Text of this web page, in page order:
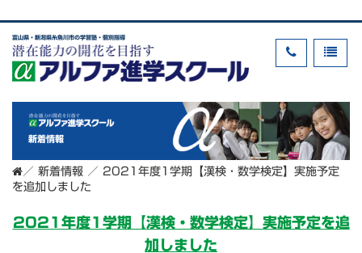
富山県・新潟県糸魚川市の学習塾・個別指導
新着情報
／ 新着情報 ／ 2021年度1学期【漢検・数学検定】実施予定
を追加しました
2021年度1学期【漢検・数学検定】実施予定を追
加しました